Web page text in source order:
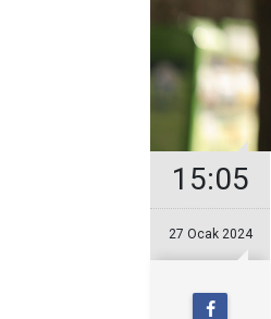
15:05
27 Ocak 2024